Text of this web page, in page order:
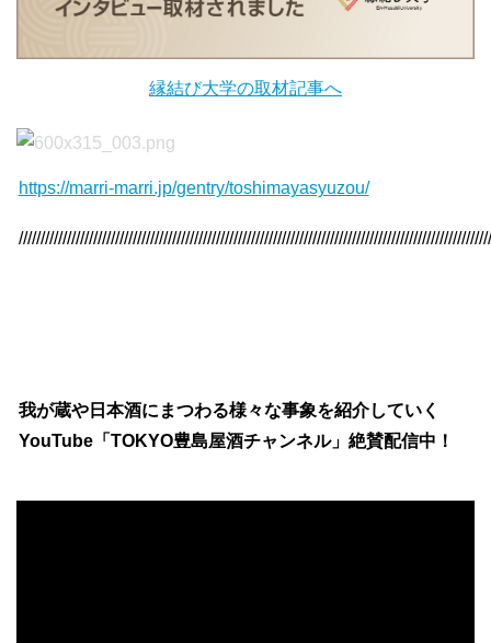
縁結び大学の取材記事へ
https://marri-marri.jp/gentry/toshimayasyuzou/
我が蔵や日本酒にまつわる様々な事象を紹介していく
YouTube「TOKYO豊島屋酒チャンネル」絶賛配信中！